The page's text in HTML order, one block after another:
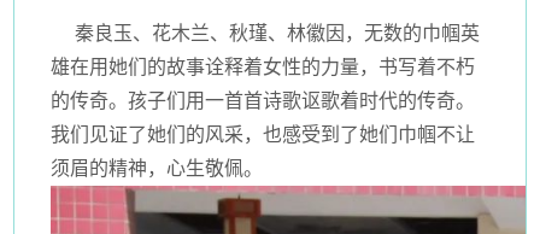
秦良玉、花木兰、秋瑾、林徽因，无数的巾帼英
雄在用她们的故事诠释着女性的力量，书写着不朽
的传奇。孩子们用一首首诗歌讴歌着时代的传奇。
我们见证了她们的风采，也感受到了她们巾帼不让
须眉的精神，心生敬佩。